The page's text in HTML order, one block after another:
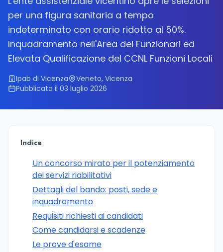
per una figura sanitaria a tempo
indeterminato con orario ridotto al 50%.
Inquadramento nell'Area dei Funzionari ed
Elevata Qualificazione del CCNL Funzioni Locali
Ipab di Vicenza
Veneto, Vicenza
Pubblicato il 03 luglio 2026
Indice
Un concorso mirato per il potenziamento
dei servizi riabilitativi
Dettagli del bando: posti, sede e
inquadramento
Requisiti richiesti ai candidati
Come candidarsi e scadenze
Le prove d'esame